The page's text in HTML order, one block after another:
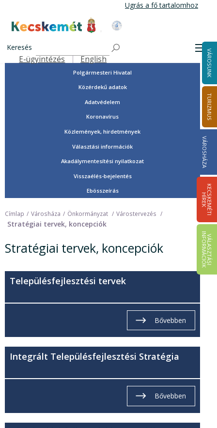
tartalomra
Ugrás a fő tartalomhoz
Kecskemét Város Honlapja
Keresés
Felső navigáció
E-ügyintézés English VÁROSUNK
TURIZMUS
VÁROSHÁZA
K
E
C
S
K
E
M
É
T
I
HÍ
R
E
K
V
Á
L
A
S
Z
T
Á
S
I
IN
F
O
R
M
Á
C
I
Ó
K
Tisztségviselők, képviselők
Országgyűlési képviselők
Önkormányzat
Polgármesteri Hivatal
Közérdekű adatok
Adatvédelem
Koronavírus
Közlemények, hirdetmények
Választási információk
Akadálymentesítési nyilatkozat
Visszaélés-bejelentés
Ebösszeírás
Címlap Városháza Önkormányzat Várostervezés
Stratégiai tervek, koncepciók
Stratégiai tervek, koncepciók
Településfejlesztési tervek
Bővebben
Integrált Településfejlesztési Stratégia
Bővebben